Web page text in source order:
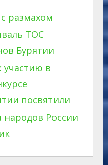
размахом
ТОС
Бурятии
участию в
посвятили
народов России